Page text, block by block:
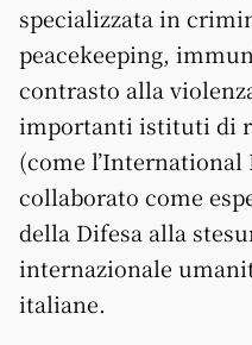
specializzata in
peacekeeping,
contrasto alla
importanti istituti di
(come l’International
collaborato come
della Difesa alla
internazionale
italiane.